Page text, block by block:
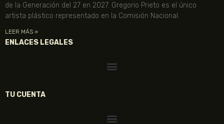
de la Generación del 27 en 2027. Gregorio Prieto es el único
artista plástico representado en la Comisión Nacional.
LEER MÁS »
ENLACES LEGALES
TU CUENTA